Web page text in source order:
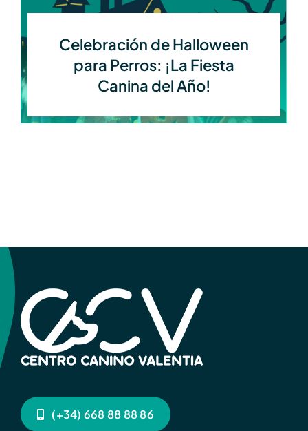
Celebración de Halloween
para Perros: ¡La Fiesta
Canina del Año!
(+34) 668 88 88 86